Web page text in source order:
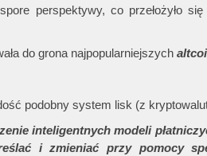
perspektywy, co przełożyło
do grona najpopularniejszych
podobny system lisk (z
inteligentnych modeli
i zmieniać przy pomocy